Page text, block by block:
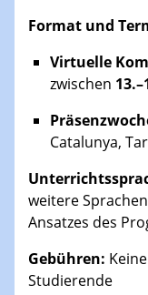
auf der Vielfalt
vertreten wir
Pluralität und
Universitäten,
Gesellschaft
Format und
Virtuelle
zwischen
Catalunya,